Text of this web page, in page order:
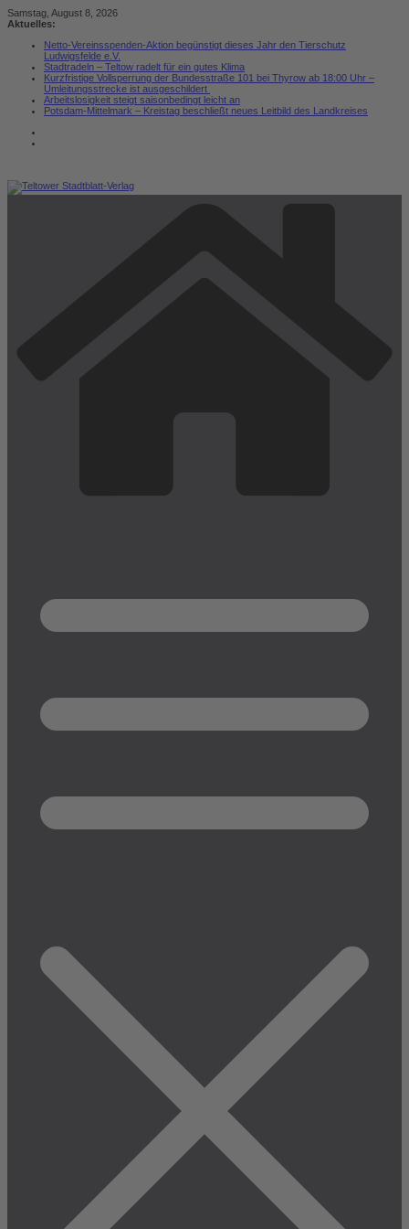
Zum
Inhalt
Samstag, August 8, 2026
Aktuelles:
Netto-Vereinsspenden-Aktion begünstigt dieses Jahr den Tierschutz
Ludwigsfelde e.V.
Stadtradeln – Teltow radelt für ein gutes Klima
Kurzfristige Vollsperrung der Bundesstraße 101 bei Thyrow ab 18:00 Uhr –
Umleitungsstrecke ist ausgeschildert
Arbeitslosigkeit steigt saisonbedingt leicht an
Potsdam-Mittelmark – Kreistag beschließt neues Leitbild des Landkreises